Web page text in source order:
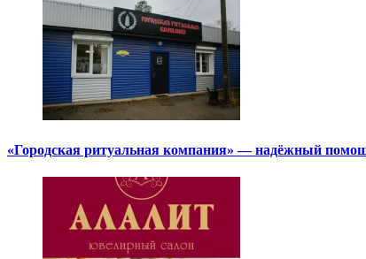
«Городская ритуальная компания» — надёжный